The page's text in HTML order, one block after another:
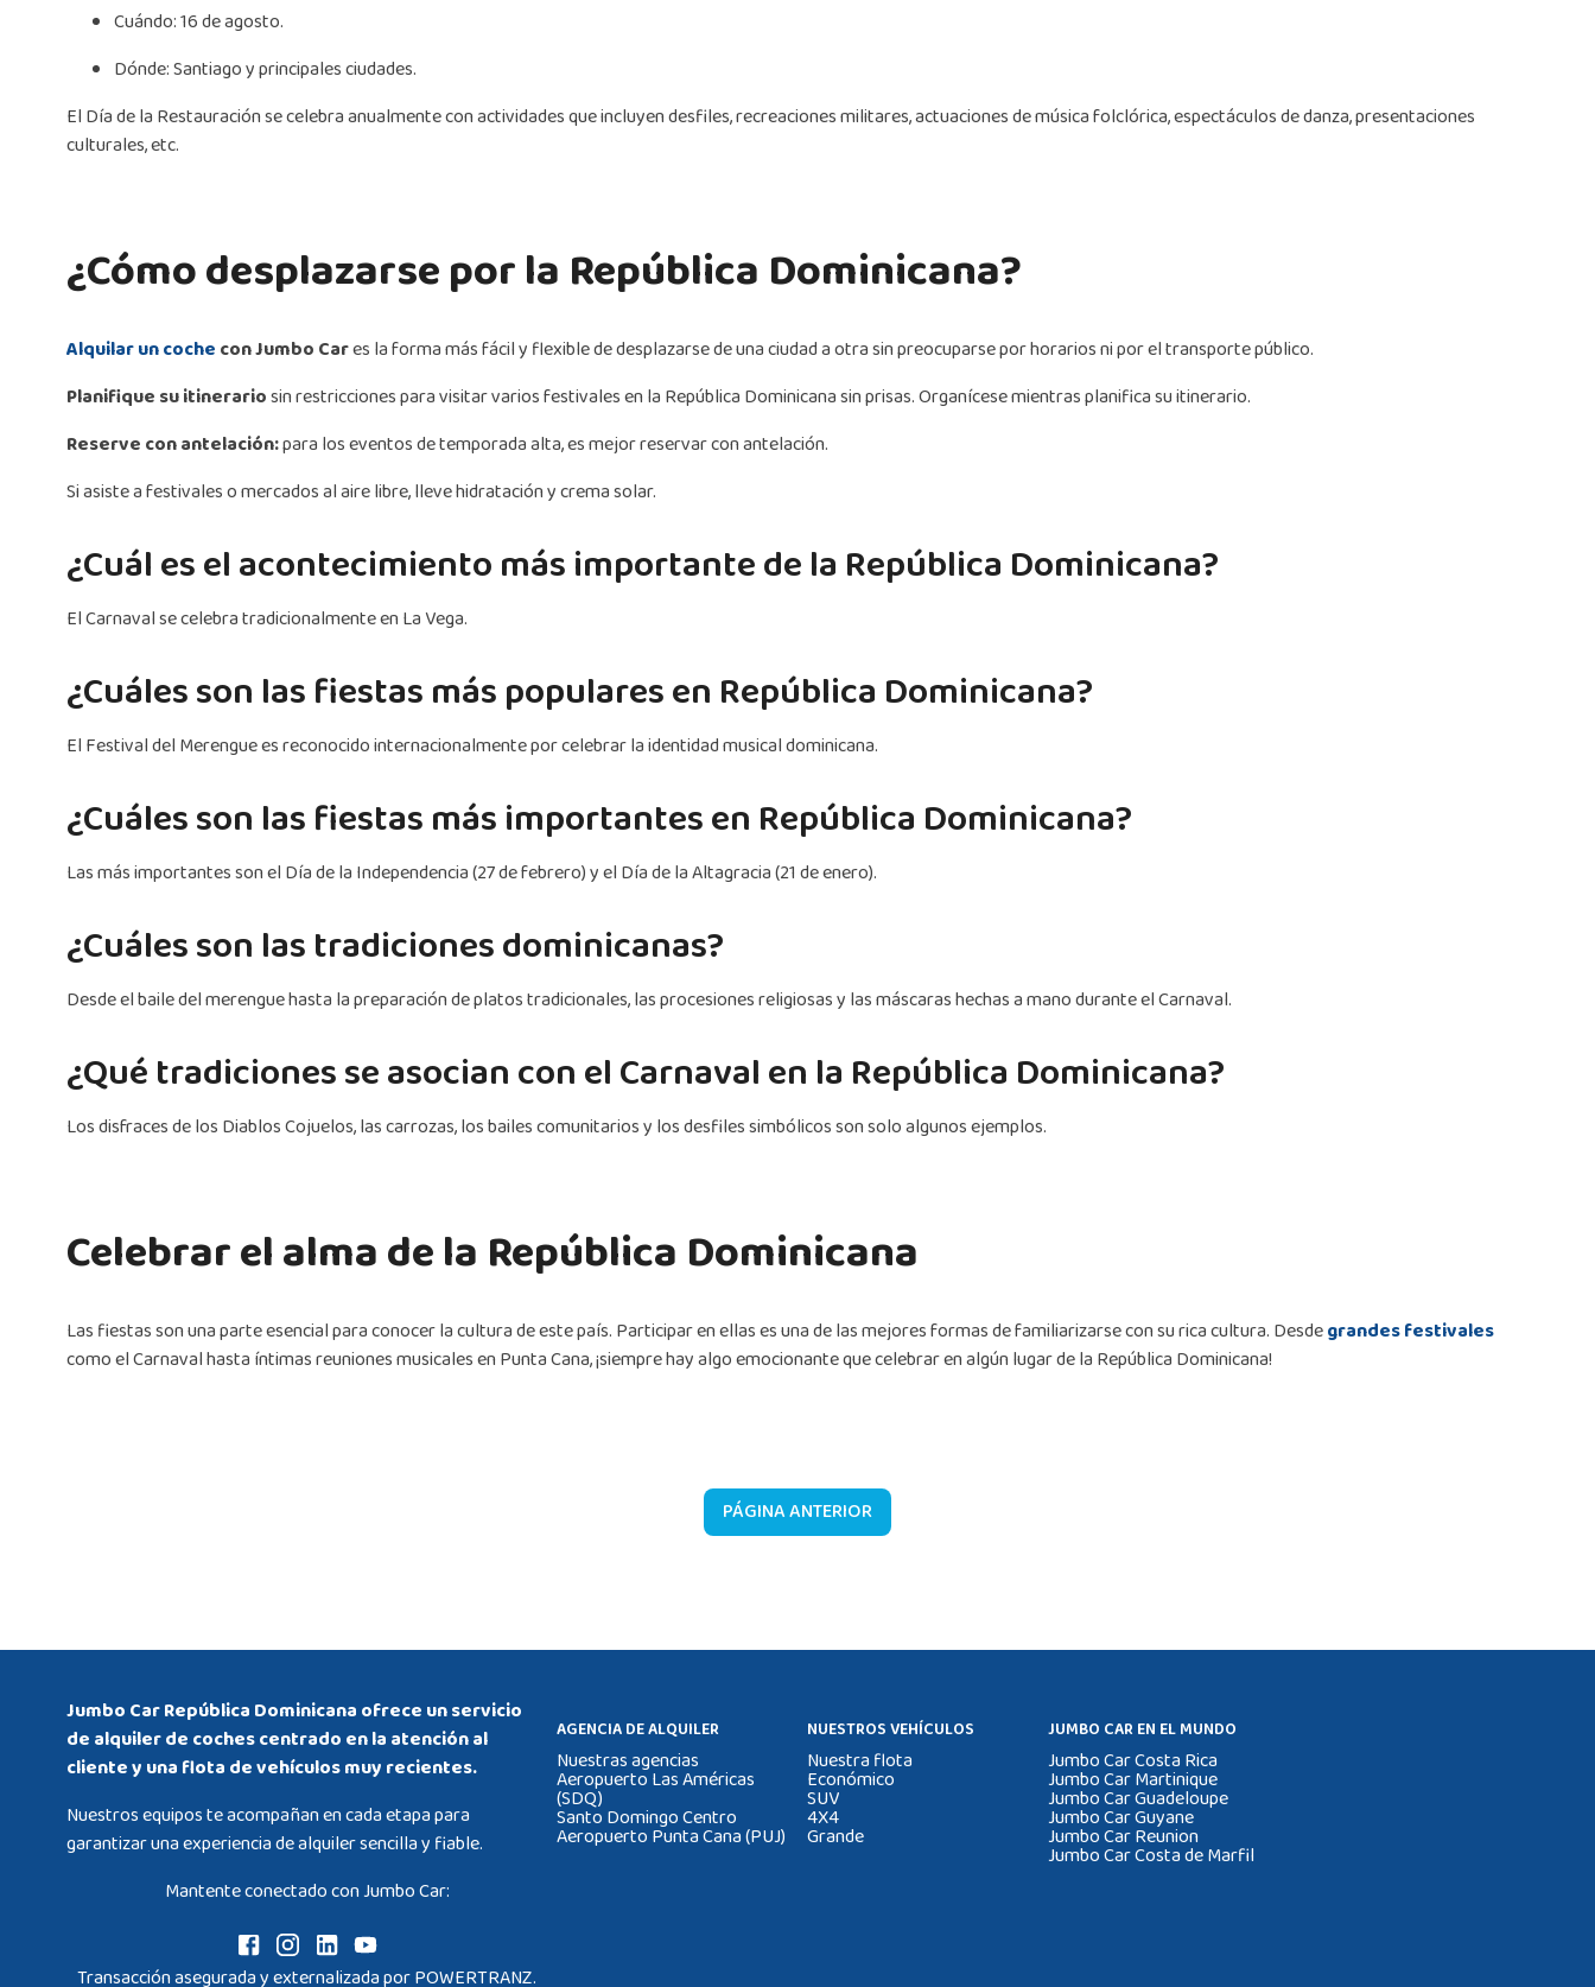
Cuándo: 16 de agosto.
Dónde: Santiago y principales ciudades.
El Día de la Restauración se celebra anualmente con actividades que incluyen desfiles, recreaciones militares, actuaciones de música folclórica, espectáculos de danza, presentaciones
culturales, etc.
¿Cómo desplazarse por la República Dominicana?
Alquilar un coche con Jumbo Cares la forma más fácil y flexible de desplazarse de una ciudad a otra sin preocuparse por horarios ni por el transporte público.
Planifique su itinerariosin restricciones para visitar varios festivales en la República Dominicana sin prisas. Organícese mientras planifica su itinerario.
Reserve con antelación:para los eventos de temporada alta, es mejor reservar con antelación.
Si asiste a festivales o mercados al aire libre, lleve hidratación y crema solar.
¿Cuál es el acontecimiento más importante de la República Dominicana?
El Carnaval se celebra tradicionalmente en La Vega.
¿Cuáles son las fiestas más populares en República Dominicana?
El Festival del Merengue es reconocido internacionalmente por celebrar la identidad musical dominicana.
¿Cuáles son las fiestas más importantes en República Dominicana?
Las más importantes son el Día de la Independencia (27 de febrero) y el Día de la Altagracia (21 de enero).
¿Cuáles son las tradiciones dominicanas?
Desde el baile del merengue hasta la preparación de platos tradicionales, las procesiones religiosas y las máscaras hechas a mano durante el Carnaval.
¿Qué tradiciones se asocian con el Carnaval en la República Dominicana?
Los disfraces de los Diablos Cojuelos, las carrozas, los bailes comunitarios y los desfiles simbólicos son solo algunos ejemplos.
Celebrar el alma de la República Dominicana
Las fiestas son una parte esencial para conocer la cultura de este país. Participar en ellas es una de las mejores formas de familiarizarse con su rica cultura. Desdegrandes festivales
como el Carnaval hasta íntimas reuniones musicales en Punta Cana, ¡siempre hay algo emocionante que celebrar en algún lugar de la República Dominicana!
PÁGINA ANTERIOR
Jumbo Car República Dominicana ofrece un servicio
de alquiler de coches centrado en la atención al
cliente y una flota de vehículos muy recientes.
Nuestros equipos te acompañan en cada etapa para
garantizar una experiencia de alquiler sencilla y fiable.
Mantente conectado con Jumbo Car:
Transacción asegurada y externalizada por POWERTRANZ.
AGENCIA DE ALQUILER
Nuestras agencias
Aeropuerto Las Américas
(SDQ)
Santo Domingo Centro
Aeropuerto Punta Cana (PUJ)
NUESTROS VEHÍCULOS
Nuestra flota
Económico
SUV
4X4
Grande
JUMBO CAR EN EL MUNDO
Jumbo Car Costa Rica
Jumbo Car Martinique
Jumbo Car Guadeloupe
Jumbo Car Guyane
Jumbo Car Reunion
Jumbo Car Costa de Marfil